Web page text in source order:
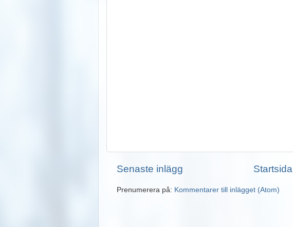
Senaste inlägg Startsida
Prenumerera på: Kommentarer till inlägget (Atom)